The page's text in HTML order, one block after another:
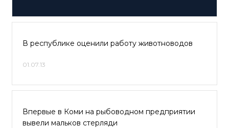
В республике оценили работу животноводов
01.07.13
Впервые в Коми на рыбоводном предприятии
вывели мальков стерляди